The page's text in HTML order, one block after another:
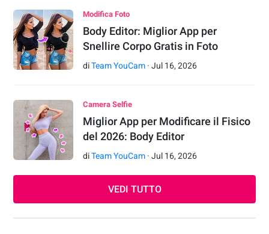
Modifica Foto
Body Editor: Miglior App per
Snellire Corpo Gratis in Foto
diTeam YouCam ·Jul 16,2026
Camera Selfie
Miglior App per Modificare il Fisico
del 2026: Body Editor
diTeam YouCam ·Jul 16,2026
VEDI TUTTO